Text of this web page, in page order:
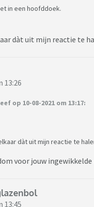
in een hoofddoek.
dàt uit mijn reactie te
13:26
op 10-08-2021 om 13:17:
dàt uit mijn reactie te
voor jouw
13:45